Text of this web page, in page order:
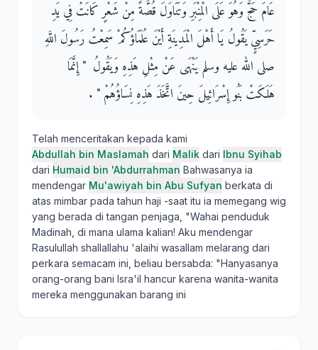
عَامَ حَجَّ وَهُوَ عَلَى الْمِنْبَرِ وَتَنَاوَلَ قُصَّةً مِنْ شَعْرٍ كَانَتْ فِي يَدِ
حَرَسِيٍّ يَقُولُ يَا أَهْلَ الْمَدِينَةِ أَيْنَ عُلَمَاؤُكُمْ سَمِعْتُ رَسُولَ اللَّهِ
صلى الله عليه وسلم يَنْهَى عَنْ مِثْلِ هَذِهِ وَيَقُولُ ‏ "‏ إِنَّمَا
هَلَكَتْ بَنُو إِسْرَائِيلَ حِينَ اتَّخَذَ هَذِهِ نِسَاؤُهُمْ ‏"‏ ‏.‏
Telah menceritakan kepada kami
Abdullah bin Maslamah dari Malik dari Ibnu Syihab
dari Humaid bin 'Abdurrahman Bahwasanya ia
mendengar Mu'awiyah bin Abu Sufyan berkata di
atas mimbar pada tahun haji -saat itu ia memegang wig
yang berada di tangan penjaga, "Wahai penduduk
Madinah, di mana ulama kalian! Aku mendengar
Rasulullah shallallahu 'alaihi wasallam melarang dari
perkara semacam ini, beliau bersabda: "Hanyasanya
orang-orang bani Isra'il hancur karena wanita-wanita
mereka menggunakan barang ini